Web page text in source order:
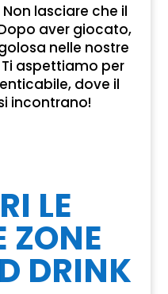
Non lasciare che il
aver giocato,
nelle nostre
Ti aspettiamo per
dove il
incontrano!
LE
ZONE
DRINK